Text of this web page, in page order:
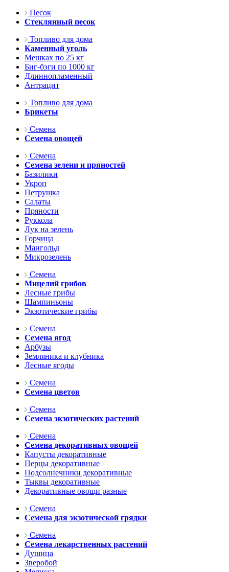
Песок
Стеклянный песок
Топливо для дома
Каменный уголь
Мешках по 25 кг
Биг-бэги по 1000 кг
Длиннопламенный
Антрацит
Топливо для дома
Брикеты
Семена
Семена овощей
Семена
Семена зелени и пряностей
Базилики
Укроп
Петрушка
Салаты
Пряности
Руккола
Лук на зелень
Горчица
Мангольд
Микрозелень
Семена
Мицелий грибов
Лесные грибы
Шампиньоны
Экзотические грибы
Семена
Семена ягод
Арбузы
Земляника и клубника
Лесные ягоды
Семена
Семена цветов
Семена
Семена экзотических растений
Семена
Семена декоративных овощей
Капусты декоративные
Перцы декоративные
Подсолнечники декоративные
Тыквы декоративные
Декоративные овощи разные
Семена
Семена для экзотической грядки
Семена
Семена лекарственных растений
Душица
Зверобой